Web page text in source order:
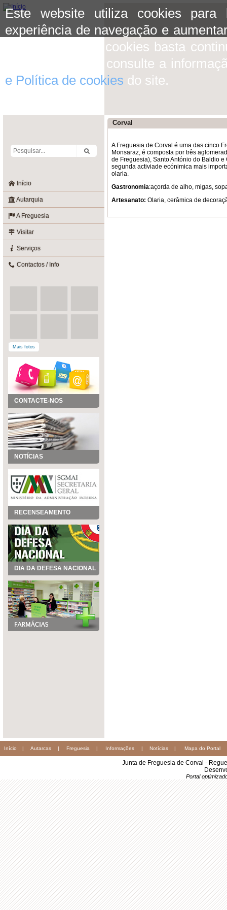
Este website utiliza cookies para
experiência de navegação e
aceitar o uso de cookies basta
mais informação consulte a
e Política de cookies do site.
Início
Autarquia
A Freguesia
Visitar
Serviços
Contactos / Info
Mais fotos
CONTACTE-NOS
NOTÍCIAS
RECENSEAMENTO
DIA DA DEFESA NACIONAL
Corval
A Freguesia de Corval é uma das cinco
Monsaraz, é composta por três
de Freguesia), Santo António do Baldio
segunda activiade ecónimica mais
olaria.
Gastronomia:açorda de alho, migas,
Artesanato: Olaria, cerâmica de
Início | Autarcas | Freguesia | Informações | Notícias | Mapa do Portal
Junta de Freguesia de Corval -
Portal